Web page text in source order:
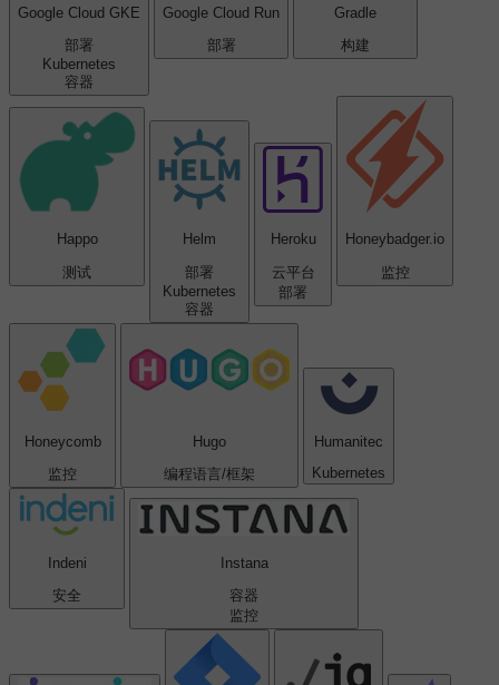
Google Cloud GKE
部署
Kubernetes
容器
Google Cloud Run
部署
Gradle
构建
Happo
测试
Helm
部署
Kubernetes
容器
Heroku
云平台
部署
Honey​badger.io
监控
Honeycomb
监控
Hugo
编程语言/框架
Humanitec
Kubernetes
Indeni
安全
Instana
容器
监控